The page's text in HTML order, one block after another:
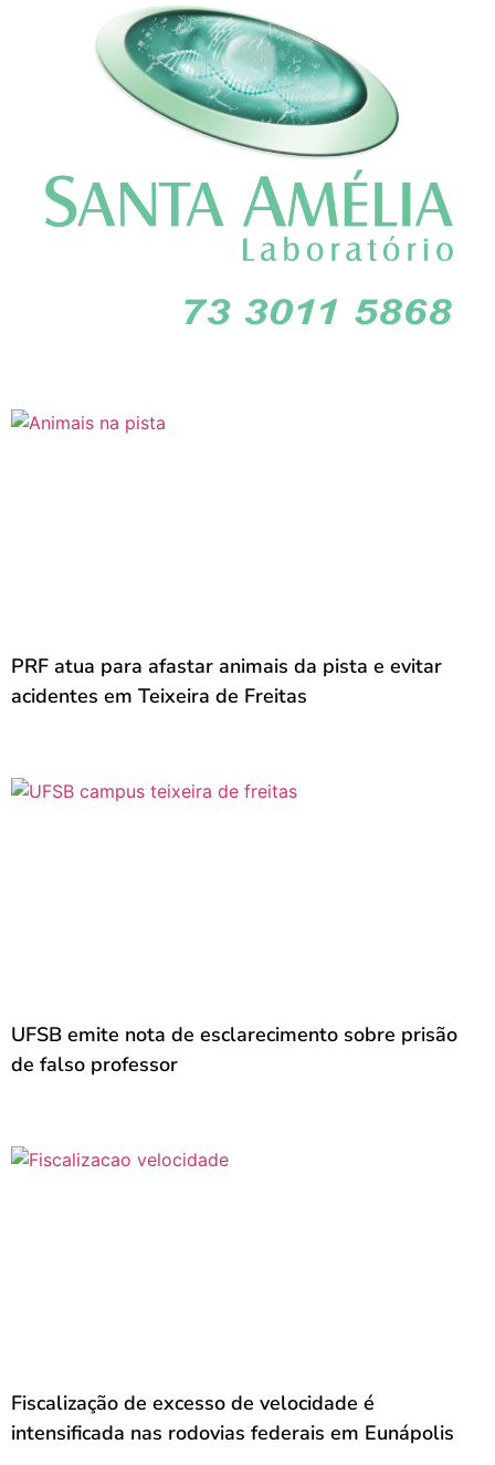
PRF atua para afastar animais da pista e evitar
acidentes em Teixeira de Freitas
UFSB emite nota de esclarecimento sobre prisão
de falso professor
Fiscalização de excesso de velocidade é
intensificada nas rodovias federais em Eunápolis